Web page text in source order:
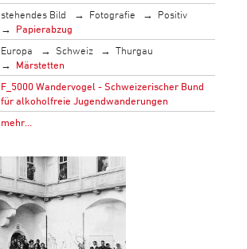
stehendes Bild Fotografie
Positiv
Papierabzug
Europa Schweiz
Thurgau
Märstetten
F_5000 Wandervogel - Schweizerischer Bund
für alkoholfreie Jugendwanderungen
mehr…